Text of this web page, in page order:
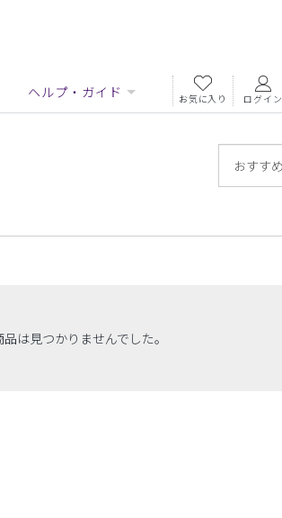
ヘルプ・ガイド お気に入り ログイン
替
は見つかりませんでした。